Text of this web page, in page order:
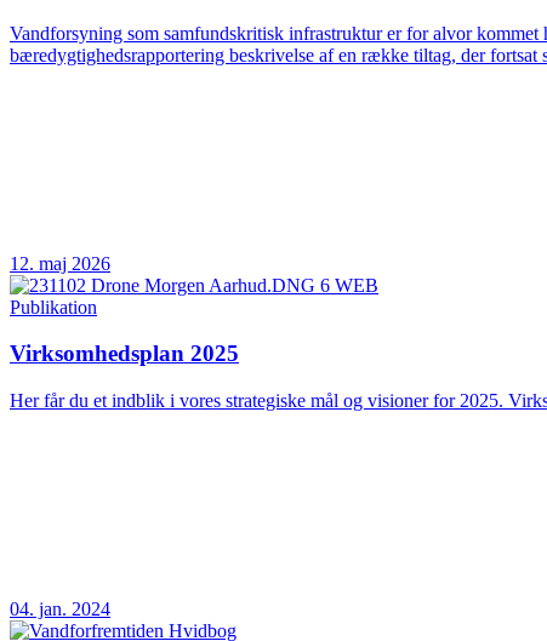
Vandforsyning som samfundskritisk infrastruktur er for alvor kommet
bæredygtighedsrapportering beskrivelse af en række tiltag, der fortsat
12. maj 2026
Publikation
Virksomhedsplan 2025
Her får du et indblik i vores strategiske mål og visioner for 2025.
04. jan. 2024